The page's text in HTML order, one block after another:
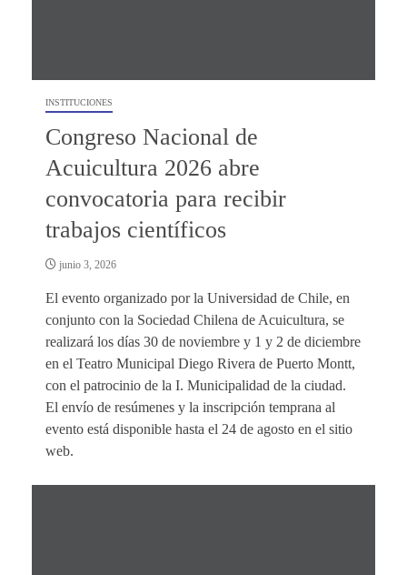
INSTITUCIONES
Congreso Nacional de
Acuicultura 2026 abre
convocatoria para recibir
trabajos científicos
junio 3, 2026
El evento organizado por la Universidad de Chile, en
conjunto con la Sociedad Chilena de Acuicultura, se
realizará los días 30 de noviembre y 1 y 2 de diciembre
en el Teatro Municipal Diego Rivera de Puerto Montt,
con el patrocinio de la I. Municipalidad de la ciudad.
El envío de resúmenes y la inscripción temprana al
evento está disponible hasta el 24 de agosto en el sitio
web.